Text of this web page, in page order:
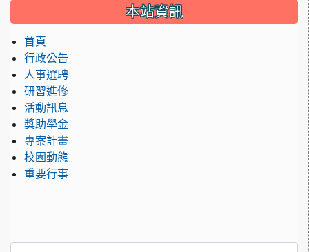
::: 本站資訊
首頁
行政公告
人事選聘
研習進修
活動訊息
獎助學金
專案計畫
校園動態
重要行事